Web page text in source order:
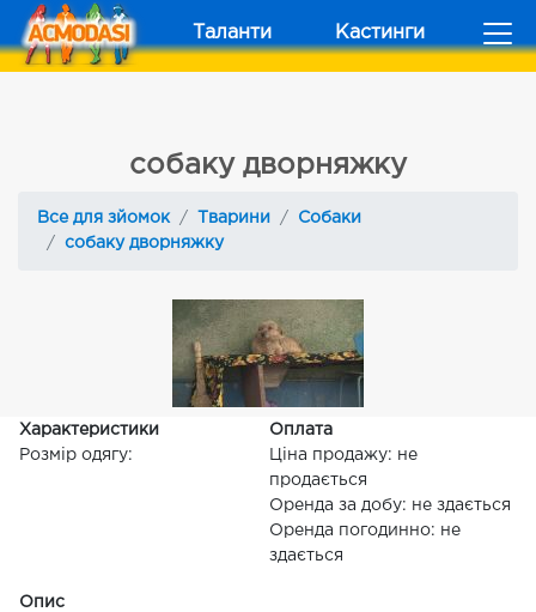
Таланти Кастинги
собаку дворняжку
Все для зйомок Тварини
Собаки
собаку дворняжку
Характеристики
Розмір одягу:
Оплата
Ціна продажу: не
продається
Оренда за добу: не здається
Оренда погодинно: не
здається
Опис